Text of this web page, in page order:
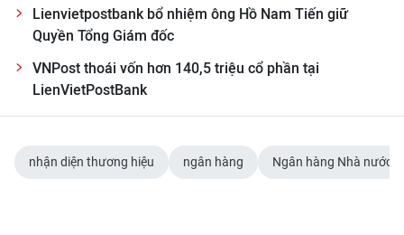
CÁC CHUYÊN TRANG
VỀ BÁO NHÂN DÂN
NHÂN DÂN CUỐI TUẦN
Lienvietpostbank bổ nhiệm ông Hồ Nam Tiến giữ
Quyền Tổng Giám đốc
VNPost thoái vốn hơn 140,5 triệu cổ phần tại
LienVietPostBank
nhận diện thương hiệu ngân hàng Ngân hàng Nhà nước